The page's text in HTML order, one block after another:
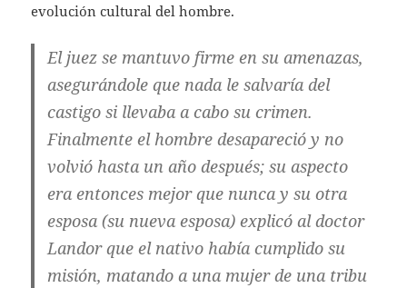
evolución cultural del hombre.
El juez se mantuvo firme en su amenazas,
asegurándole que nada le salvaría del
castigo si llevaba a cabo su crimen.
Finalmente el hombre desapareció y no
volvió hasta un año después; su aspecto
era entonces mejor que nunca y su otra
esposa (su nueva esposa) explicó al doctor
Landor que el nativo había cumplido su
misión, matando a una mujer de una tribu